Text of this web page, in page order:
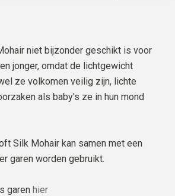
niet bijzonder geschikt is voor
jonger, omdat de lichtgewicht
ze volkomen veilig zijn, lichte
als baby's ze in hun mond
Silk Mohair kan samen met een
garen worden gebruikt.
garen hier